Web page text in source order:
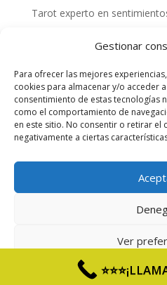
Gestionar
Para ofrecer las mejores
cookies para almacenar y/o acceder
consentimiento de estas tecnologías
como el comportamiento de
en este sitio. No consentir o retirar el
negativamente a ciertas
Ver
Aviso Legal y Política de Privacidad
Tarot experto en
¿Cómo hacer una tirada
Videntes 20 años de
Tarotista honesta
Quiero saber mi suerte
Servicio de
1,57€/